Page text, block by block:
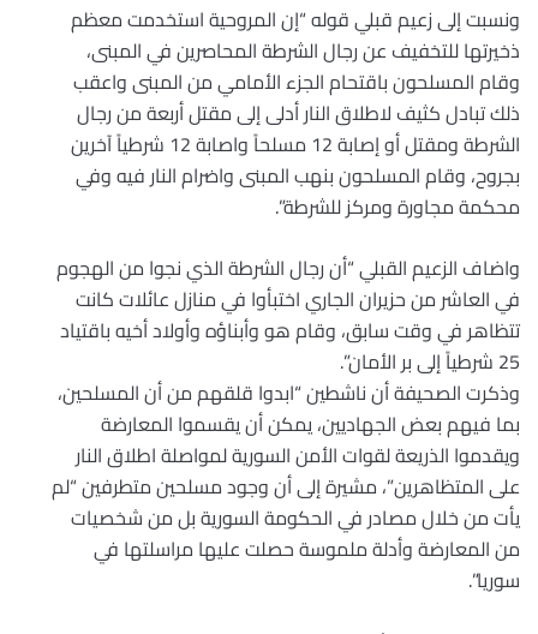
ونسبت إلى زعيم قبلي قوله “إن المروحية استخدمت معظم
ذخيرتها للتخفيف عن رجال الشرطة المحاصرين في المبنى،
وقام المسلحون باقتحام الجزء الأمامي من المبنى واعقب
ذلك تبادل كثيف لاطلاق النار أدلى إلى مقتل أربعة من رجال
الشرطة ومقتل أو إصابة 12 مسلحاً واصابة 12 شرطياً آخرين
بجروح، وقام المسلحون بنهب المبنى واضرام النار فيه وفي
محكمة مجاورة ومركز للشرطة”.
واضاف الزعيم القبلي “أن رجال الشرطة الذي نجوا من الهجوم
في العاشر من حزيران الجاري اختبأوا في منازل عائلات كانت
تتظاهر في وقت سابق، وقام هو وأبناؤه وأولاد أخيه باقتياد
25 شرطياً إلى بر الأمان”.
وذكرت الصحيفة أن ناشطين “ابدوا قلقهم من أن المسلحين،
بما فيهم بعض الجهاديين، يمكن أن يقسموا المعارضة
ويقدموا الذريعة لقوات الأمن السورية لمواصلة اطلاق النار
على المتظاهرين”، مشيرة إلى أن وجود مسلحين متطرفين “لم
يأت من خلال مصادر في الحكومة السورية بل من شخصيات
من المعارضة وأدلة ملموسة حصلت عليها مراسلتها في
سوريا”.